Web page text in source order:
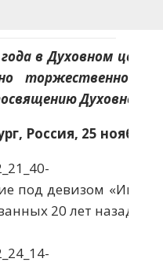
года в Духовном
торжественное
Духовного
Россия, 25 ноября
под девизом
20 лет назад